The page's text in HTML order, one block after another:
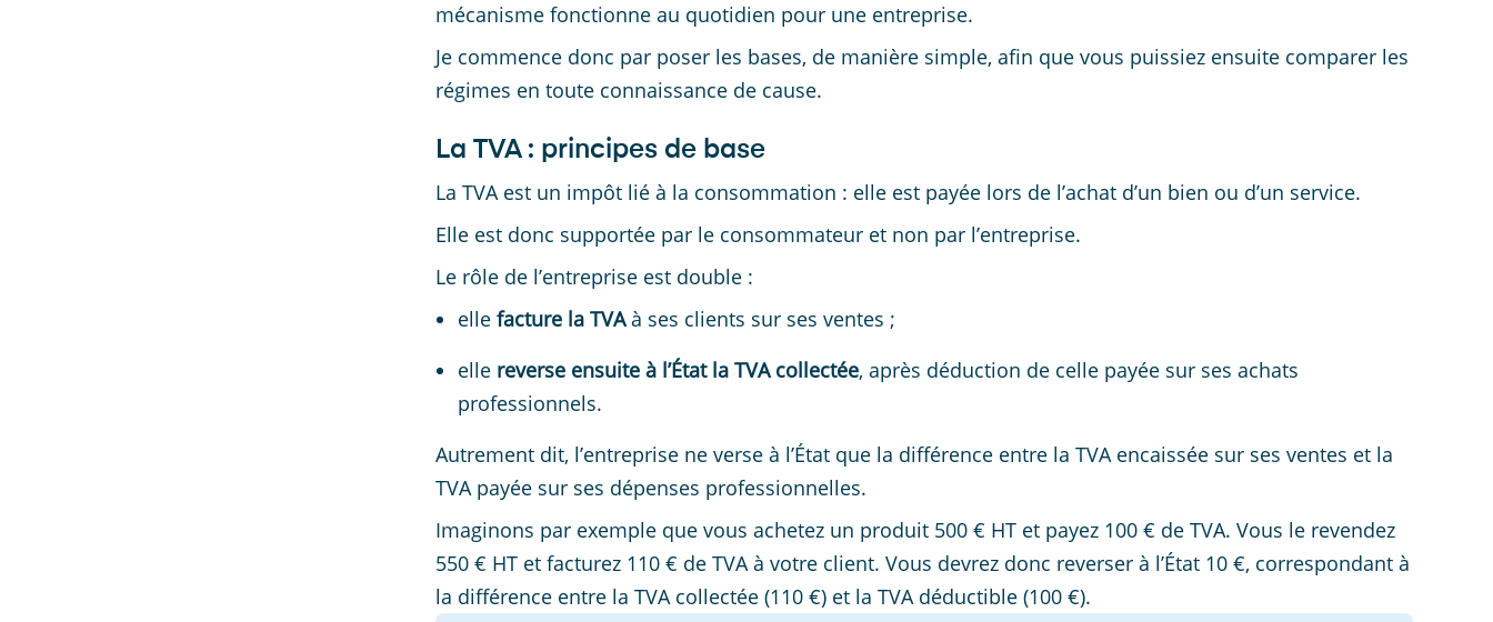
mécanisme fonctionne au quotidien pour une entreprise.
Je commence donc par poser les bases, de manière simple, afin que vous puissiez ensuite comparer les
régimes en toute connaissance de cause.
La TVA : principes de base
La TVA est un impôt lié à la consommation : elle est payée lors de l’achat d’un bien ou d’un service.
Elle est donc supportée par le consommateur et non par l’entreprise.
Le rôle de l’entreprise est double :
elle facture la TVAà ses clients sur ses ventes ;
elle reverse ensuite à l’État la TVA collectée, après déduction de celle payée sur ses achats
professionnels.
Autrement dit, l’entreprise ne verse à l’État que la différence entre la TVA encaissée sur ses ventes et la
TVA payée sur ses dépenses professionnelles.
Imaginons par exemple que vous achetez un produit 500 € HT et payez 100 € de TVA. Vous le revendez
550 € HT et facturez 110 € de TVA à votre client. Vous devrez donc reverser à l’État 10 €, correspondant à
la différence entre la TVA collectée (110 €) et la TVA déductible (100 €).